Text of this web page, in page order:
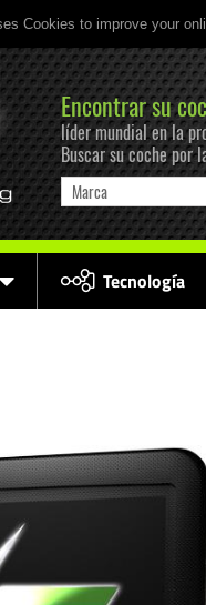
Cookies to improve your
Encontrar su
líder mundial en la
Buscar su coche por
Marca
Tecnología